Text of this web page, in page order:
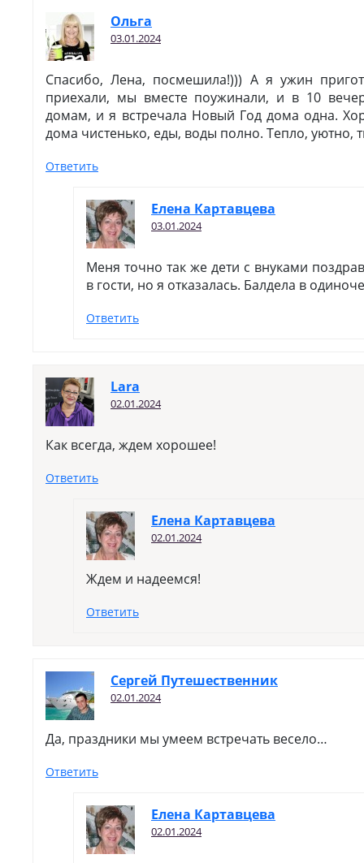
Ольга
03.01.2024
Спасибо, Лена, посмешила!))) А я ужин
приехали, мы вместе поужинали, и в 10
домам, и я встречала Новый Год дома одна.
дома чистенько, еды, воды полно. Тепло, уютно,
Ответить
Елена Картавцева
03.01.2024
Меня точно так же дети с внуками
в гости, но я отказалась. Балдела в
Ответить
Lara
02.01.2024
Как всегда, ждем хорошее!
Ответить
Елена Картавцева
02.01.2024
Ждем и надеемся!
Ответить
Сергей Путешественник
02.01.2024
Да, праздники мы умеем встречать весело…
Ответить
Елена Картавцева
02.01.2024